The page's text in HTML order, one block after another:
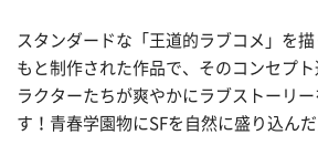
スタンダードな「王道的ラブコメ」を
もと制作された作品で、そのコンセプ
ラクターたちが爽やかにラブストーリ
す！青春学園物にSFを自然に盛り込んだ